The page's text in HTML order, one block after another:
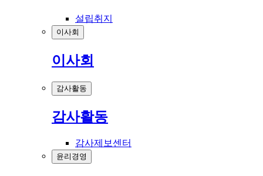
설립취지
이사회
이사회
감사활동
감사활동
감사제보센터
윤리경영